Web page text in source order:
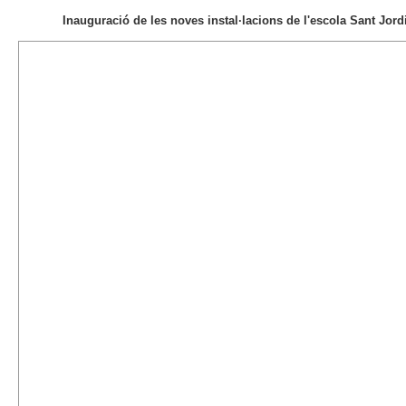
Inauguració de les noves instal·lacions de l'escola Sant